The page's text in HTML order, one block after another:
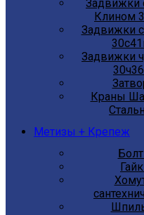
Задвижки
Клином
Задвижки
Задвижки
Краны
Метизы + Крепеж